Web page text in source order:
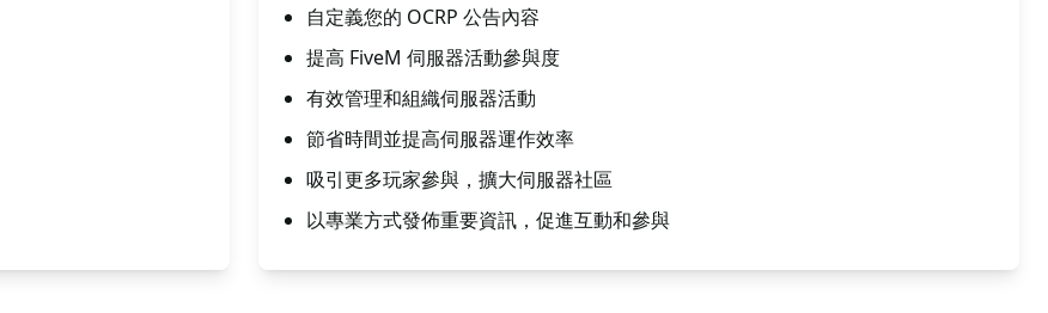
自定義您的 OCRP 公告內容
提高 FiveM 伺服器活動參與度
有效管理和組織伺服器活動
節省時間並提高伺服器運作效率
吸引更多玩家參與，擴大伺服器社區
以專業方式發佈重要資訊，促進互動和參與